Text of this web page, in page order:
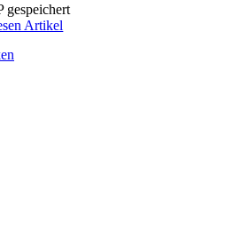
gespeichert
Artikel